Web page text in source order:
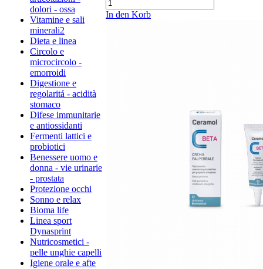
dolori - ossa
Vitamine e sali
minerali2
Dieta e linea
Circolo e
microcircolo -
emorroidi
Digestione e
regolaritá - acidità
stomaco
Difese immunitarie
e antiossidanti
Fermenti lattici e
probiotici
Benessere uomo e
donna - vie urinarie
- prostata
Protezione occhi
Sonno e relax
Bioma life
Linea sport
Dynasprint
Nutricosmetici -
pelle unghie capelli
Igiene orale e afte
In den Korb